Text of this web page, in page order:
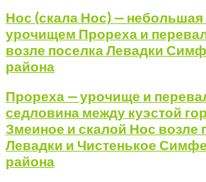
Нос (скала Нос) — небольшая
урочищем Прореха и
возле поселка Левадки
района
Прореха — урочище и
седловина между куэстой
Змеиное и скалой Нос возле
Левадки и Чистенькое
района